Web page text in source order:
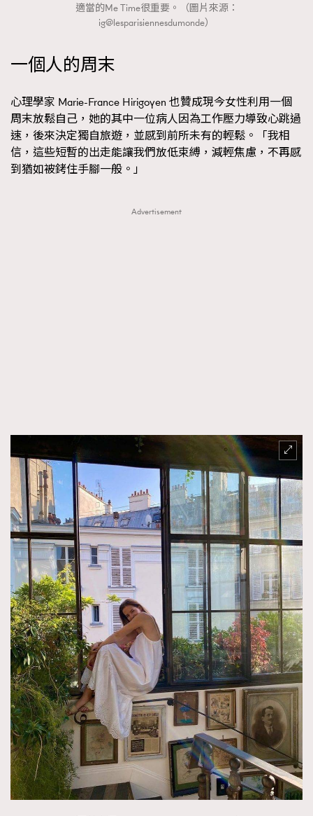
適當的Me Time很重要。（圖片來源：
ig@lesparisiennesdumonde）
一個人的周末
心理學家 Marie-France Hirigoyen 也贊成現今女性利用一個
周末放鬆自己，她的其中一位病人因為工作壓力導致心跳過
速，後來決定獨自旅遊，並感到前所未有的輕鬆。「我相
信，這些短暫的出走能讓我們放低束縛，減輕焦慮，不再感
到猶如被銬住手腳一般。」
Advertisement